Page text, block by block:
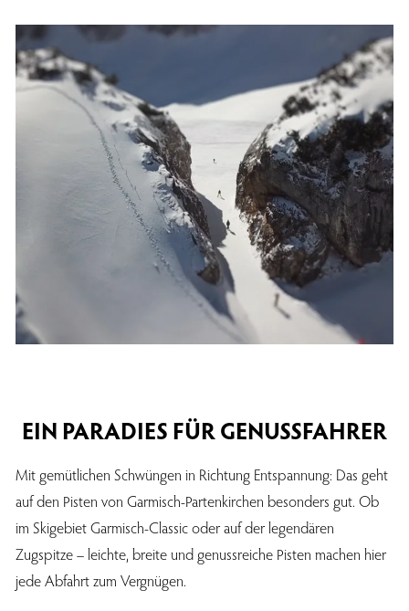
EIN PARADIES FÜR GENUSSFAHRER
Mit gemütlichen Schwüngen in Richtung Entspannung: Das geht
auf den Pisten von Garmisch-Partenkirchen besonders gut. Ob
im Skigebiet Garmisch-Classic oder auf der legendären
Zugspitze – leichte, breite und genussreiche Pisten machen hier
jede Abfahrt zum Vergnügen.